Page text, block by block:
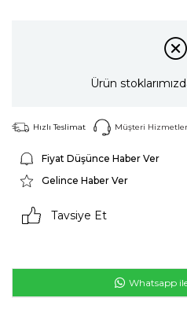
Ürün
Hızlı Teslimat Müşteri
Fiyat Düşünce Haber Ver
Gelince Haber Ver
Tavsiye Et
Whatsapp